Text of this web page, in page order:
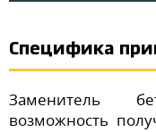
Специфика
Заменитель
возможность